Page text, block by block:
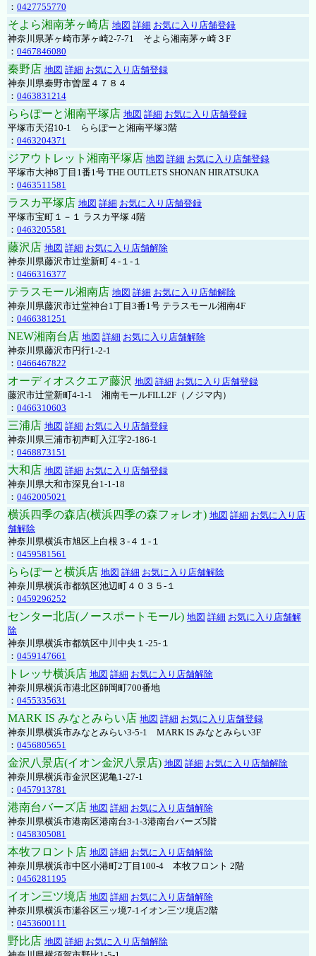
： 0427755770
そよら湘南茅ヶ崎店 地図 詳細 お気に入り店舗登録
神奈川県茅ヶ崎市茅ヶ崎2‐7‐71 そよら湘南茅ヶ崎３F
： 0467846080
秦野店 地図 詳細 お気に入り店舗登録
神奈川県秦野市曽屋４７８４
： 0463831214
ららぽーと湘南平塚店 地図 詳細 お気に入り店舗登録
平塚市天沼10-1 ららぽーと湘南平塚3階
： 0463204371
ジアウトレット湘南平塚店 地図 詳細 お気に入り店舗登録
平塚市大神8丁目1番1号 THE OUTLETS SHONAN HIRATSUKA
： 0463511581
ラスカ平塚店 地図 詳細 お気に入り店舗登録
平塚市宝町１－１ ラスカ平塚 4階
： 0463205581
藤沢店 地図 詳細 お気に入り店舗解除
神奈川県藤沢市辻堂新町４-１-１
： 0466316377
テラスモール湘南店 地図 詳細 お気に入り店舗解除
神奈川県藤沢市辻堂神台1丁目3番1号 テラスモール湘南4F
： 0466381251
NEW湘南台店 地図 詳細 お気に入り店舗解除
神奈川県藤沢市円行1-2-1
： 0466467822
オーディオスクエア藤沢 地図 詳細 お気に入り店舗登録
藤沢市辻堂新町4-1-1 湘南モールFILL2F（ノジマ内）
： 0466310603
三浦店 地図 詳細 お気に入り店舗登録
神奈川県三浦市初声町入江字2-186-1
： 0468873151
大和店 地図 詳細 お気に入り店舗登録
神奈川県大和市深見台1-1-18
： 0462005021
横浜四季の森店(横浜四季の森フォレオ) 地図 詳細 お気に入り店
舗解除
神奈川県横浜市旭区上白根３-４１-１
： 0459581561
ららぽーと横浜店 地図 詳細 お気に入り店舗解除
神奈川県横浜市都筑区池辺町４０３５-１
： 0459296252
センター北店(ノースポートモール) 地図 詳細 お気に入り店舗解
除
神奈川県横浜市都筑区中川中央１-25-１
： 0459147661
トレッサ横浜店 地図 詳細 お気に入り店舗解除
神奈川県横浜市港北区師岡町700番地
： 0455335631
MARK IS みなとみらい店 地図 詳細 お気に入り店舗登録
神奈川県横浜市みなとみらい3-5-1 MARK IS みなとみらい3F
： 0456805651
金沢八景店(イオン金沢八景店) 地図 詳細 お気に入り店舗解除
神奈川県横浜市金沢区泥亀1-27-1
： 0457913781
港南台バーズ店 地図 詳細 お気に入り店舗解除
神奈川県横浜市港南区港南台3-1-3港南台バーズ5階
： 0458305081
本牧フロント店 地図 詳細 お気に入り店舗解除
神奈川県横浜市中区小港町2丁目100-4 本牧フロント 2階
： 0456281195
イオン三ツ境店 地図 詳細 お気に入り店舗解除
神奈川県横浜市瀬谷区三ッ境7-1イオン三ツ境店2階
： 0453600111
野比店 地図 詳細 お気に入り店舗解除